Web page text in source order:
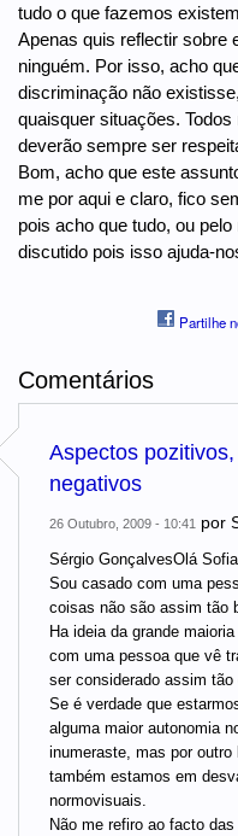
tudo o que fazemos
Apenas quis reflectir sobre
ninguém. Por isso, acho
discriminação não
quaisquer situações.
deverão sempre ser
Bom, acho que este
me por aqui e claro, fico
pois acho que tudo, ou
discutido pois isso ajuda-
Partilhe
Comentários
Aspectos
negativos
26 Outubro, 2009 - 10:41 por
Sérgio GonçalvesOlá Sofia
Sou casado com uma
coisas não são assim tão
Ha ideia da grande
com uma pessoa que vê
ser considerado assim tão
Se é verdade que
alguma maior autonomia
inumeraste, mas por
também estamos em
normovisuais.
Não me refiro ao facto